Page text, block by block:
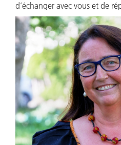
d’échanger avec vous et de